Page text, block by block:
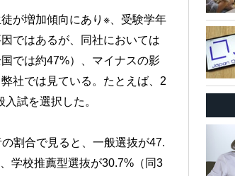
が増加傾向にあり※、受験学年
ではあるが、同社においては
では約47%）、マイナスの影
社では見ている。たとえば、2
試を選択した。
割合で見ると、一般選抜が47.
学校推薦型選抜が30.7%（同3